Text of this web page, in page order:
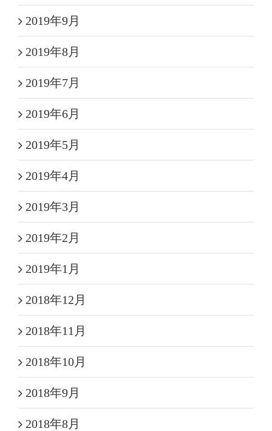
2019年9月
2019年8月
2019年7月
2019年6月
2019年5月
2019年4月
2019年3月
2019年2月
2019年1月
2018年12月
2018年11月
2018年10月
2018年9月
2018年8月